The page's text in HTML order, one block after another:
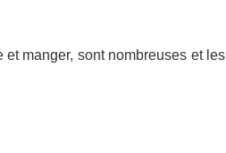
manger, sont nombreuses et les